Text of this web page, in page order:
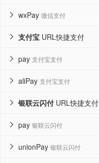
wxPay 微信支付

支付宝 URL快捷支付

pay 支付宝支付

aliPay 支付宝支付

银联云闪付 URL快捷支付

pay 银联云闪付

unionPay 银联云闪付
